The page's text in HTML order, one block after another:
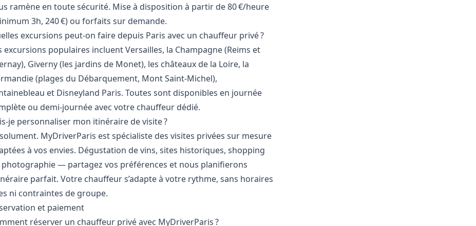
ramène en toute sécurité. Mise à disposition à partir de 80 €/heure
3h, 240 €) ou forfaits sur demande.
excursions peut-on faire depuis Paris avec un chauffeur privé ?
excursions populaires incluent Versailles, la Champagne (Reims et
Giverny (les jardins de Monet), les châteaux de la Loire, la
(plages du Débarquement, Mont Saint-Michel),
et Disneyland Paris. Toutes sont disponibles en journée
ou demi-journée avec votre chauffeur dédié.
je personnaliser mon itinéraire de visite ?
MyDriverParis est spécialiste des visites privées sur mesure
à vos envies. Dégustation de vins, sites historiques, shopping
photographie — partagez vos préférences et nous planifierons
parfait. Votre chauffeur s’adapte à votre rythme, sans horaires
ni contraintes de groupe.
et paiement
réserver un chauffeur privé avec MyDriverParis ?